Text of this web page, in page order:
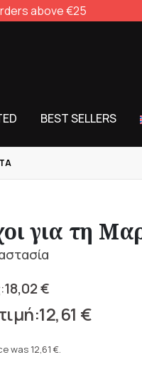
above €25
BEST SELLERS
για τη
18,02€
12,61 €
was 12,61 €.